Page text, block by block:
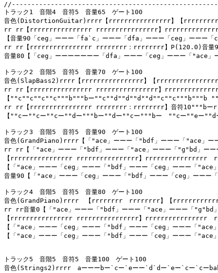
トラック1　音階4　音符5　音量65　ゲート100
音色(DistortionGuitar)rrrr【rrrrrrrrrrrrrrrr】
rr rr【rrrrrrrrrrrrrrrr rrrrrrrrrrrrrrrr】rrrrrrrrrrrrrrrr
【音量90「ceg」ーーー「fa`c」ーーー「dfa」ーーー「ceg」ーーー
rr rr【rrrrrrrrrrrrrrrr rrrrrrrr：rrrrrrrr】P(120.0)音量90音符
音量80【「ceg」ーーーーーーー「dfa」ーーー「ceg」ーーー「"ace
トラック2　音階5　音符5　音量70　ゲート100
音色(SlapBass2)rrrr【rrrrrrrrrrrrrrrr】【
rr rr【rrrrrrrrrrrrrrrr rrrrrrrrrrrrrrrr】rrrrrrrrrrrrrrrr
【""c""c""c""c"""b"""bー""c""d""d""d""d""c""c"""b"""b
rr rr【rrrrrrrrrrrrrrrr rrrrrrrr：rrrrrrrr】音符10"""bーr"""b
【""cー""cー""cー""dー"""bー""dー""cー"""bー　""cー""eー""d
トラック3　音階5　音符5　音量90　ゲート100
音色(GrandPiano)rrrr【「"ace」ーーー「"bdf」ーーー「"ace」ーー
rr rr【「"ace」ーーー「"bdf」ーーー「"ace」ーーー「"g"bd」ーー
【rrrrrrrrrrrrrrrr rrrrrrrrrrrrrrrr】rrrrrrrrrrrrrrrr　
【「"ace」ーーー「ceg」ーーー「"bdf」ーーー「ceg」ーーー「
音量90【「"ace」ーーー「ceg」ーーー「"bdf」ーーー「ceg」ーーー
トラック4　音階5　音符5　音量80　ゲート100
音色(GrandPiano)rrrr　【rrrrrrrr　rrrrrrrr】【
rr rr音量0【「"ace」ーーー「"bdf」ーーー「"ace」ーーー「"g"bd」
【rrrrrrrrrrrrrrrr rrrrrrrrrrrrrrrr】rrrrrrrrrrrrrrrr　
【「"ace」ーーー「ceg」ーーー「"bdf」ーーー「ceg」ーーー「
【「"ace」ーーー「ceg」ーーー「"bdf」ーーー「ceg」ーーー「
トラック5　音階5　音符5　音量100　ゲート100
音色(Strings2)rrrr　aーーーbー`cー`eーー`d`dー`eー`cー`cー